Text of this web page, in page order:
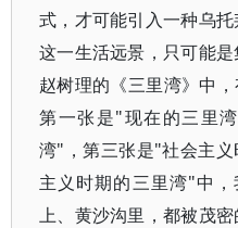
式，才可能引入一种乌
这一生活远景，只可能
赵树理的《三里湾》中
第一张是"现在的三里
湾"，第三张是"社会主
主义时期的三里湾"中
上、黄沙沟里，都被茂